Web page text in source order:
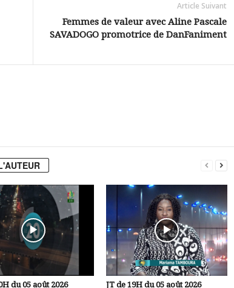
Article Suivant
Femmes de valeur avec Aline Pascale
SAVADOGO promotrice de DanFaniment
du 05 août 2026 JT de 19H du 05 août 2026